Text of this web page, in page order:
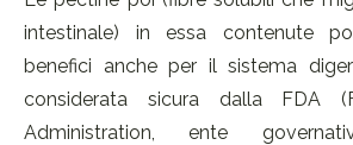
intestinale) in essa contenute
benefici anche per il sistema
considerata sicura dalla FDA
Administration, ente